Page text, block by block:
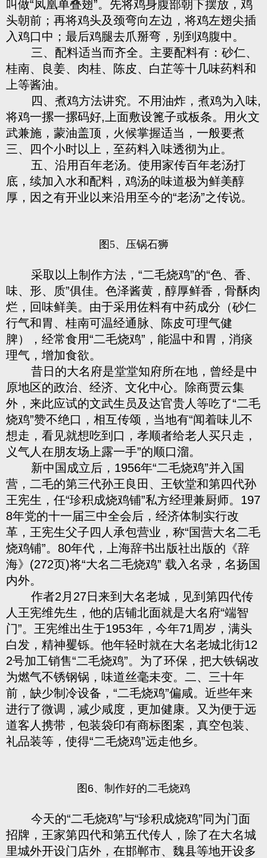
叫做“凤凰单叠翅”。先将鸡身腹部朝下摆放，鸡
头朝前；再将鸡头及颈弯向左边，将鸡左翅尖插
入鸡口中；最后鸡腿去爪掰弯，别到鸡腹中。
三、配料适当而齐全。主要配料有：砂仁、
桂南、良姜、肉桂、陈皮、白芷等十几味药料和
上等酱油。
四、煮鸡方法讲究。不用油炸，煮鸡为入味,
将鸡一摞一摞码好,上面敷设篦子或板条。用火文
武兼施，蒙油盖顶，火候掌握适当，一般要煮
三、四个小时以上，至药料入味透彻为止。
五、沿用百年老汤。使用家传百年老汤打
底，续加入水和配料，鸡汤的味道极为鲜美醇
厚，因之有开业以来沿用至今的“老汤”之传说。
图5、压锅石狮
采取以上制作方法，“二毛烧鸡”的“色、香、
味、形、质”俱佳。色泽酱黄，醇厚鲜香，骨酥肉
烂，回味鲜美。由于采用佐料有中药成分（砂仁
行气和胃、桂南可温经通脉、陈皮可理气健
脾），经常食用“二毛烧鸡”，能温中和胃，消痰
理气，增加食欲。
昔日的大名府是堂堂知府所在地，曾经是中
原地区的政治、经济、文化中心。除商贾云集
外，来此应试的文武生员及达官贵人等吃了“二毛
烧鸡”赞不绝口，相互传颂，当地有“闻着味儿不
想走，看见就想吃到口，孝顺者给老人买只走，
义气人在朋友场上露一手”的顺口溜。
新中国成立后，1956年“二毛烧鸡”并入国
营，二毛的第三代孙王良田、王钦堂和第四代孙
王宪生，任“珍积成烧鸡铺”私方经理兼厨师。197
8年党的十一届三中全会后，经济体制实行改
革，王宪生父子四人承包营业，称“国营大名二毛
烧鸡铺”。80年代，上海辞书出版社出版的《辞
海》(272页)将“大名二毛烧鸡” 载入名录，名扬国
内外。
作者2月27日来到大名老城，见到第四代传
人王宪维先生，他的店铺北面就是大名府“端智
门”。王宪维出生于1953年，今年71周岁，满头
白发，精神矍铄。他年轻时就在大名老城北街12
2号加工销售“二毛烧鸡”。为了环保，把大铁锅改
为燃气不锈钢锅，味道丝毫未变。二、三十年
前，缺少制冷设备，“二毛烧鸡”偏咸。近些年来
进行了微调，减少咸度，更加健康。又为便于远
道客人携带，包装袋印有商标图案，真空包装、
礼品装等，使得“二毛烧鸡”远走他乡。
图6、制作好的二毛烧鸡
今天的“二毛烧鸡”与“珍积成烧鸡”同为门面
招牌，王家第四代和第五代传人，除了在大名城
里城外开设门店外，在邯郸市、魏县等地开设多